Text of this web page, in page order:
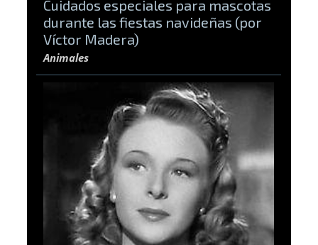
Cuidados especiales para mascotas
durante las fiestas navideñas (por
Víctor Madera)
Animales